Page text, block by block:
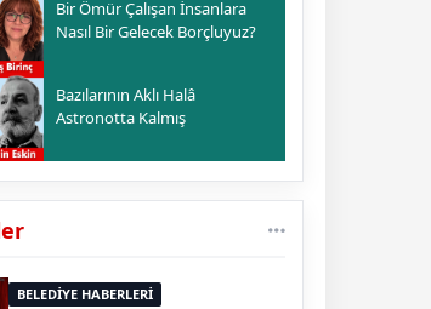
Bir Ömür Çalışan İnsanlara
Nasıl Bir Gelecek Borçluyuz?
Bazılarının Aklı Halâ
Astronotta Kalmış
BELEDİYE HABERLERİ